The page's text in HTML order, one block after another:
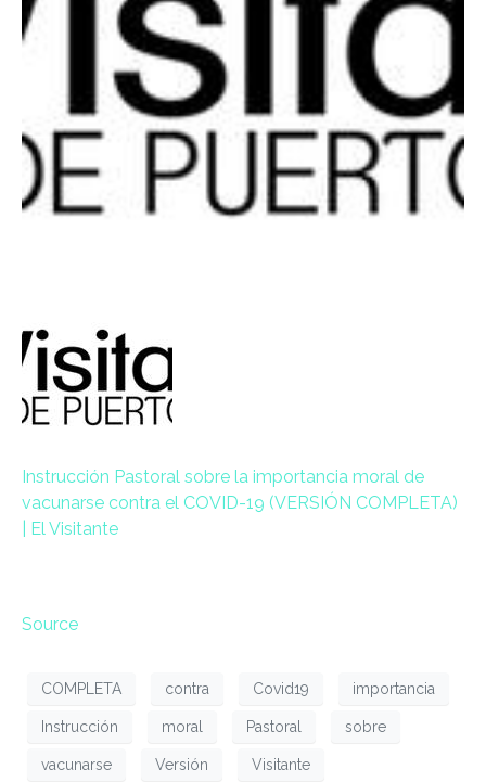
Instrucción Pastoral sobre la importancia moral de
vacunarse contra el COVID-19 (VERSIÓN COMPLETA)
| El Visitante
Source
COMPLETA contra Covid19 importancia
Instrucción moral Pastoral sobre
vacunarse Versión Visitante